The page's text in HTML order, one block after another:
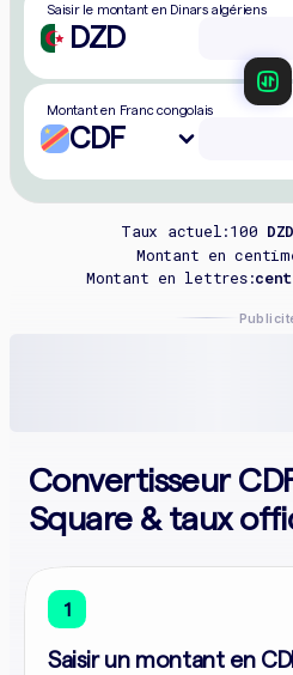
Saisir le montant en Dinars algériens
DZD
Montant en Franc congolais
CDF
Taux actuel:100
Montant en
Montant en lettres:
Convertisseur
Square & taux
1
Saisir un montant en